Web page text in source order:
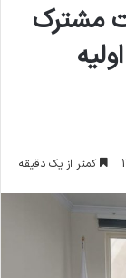
مشترک
کمتر از یک دقیقه